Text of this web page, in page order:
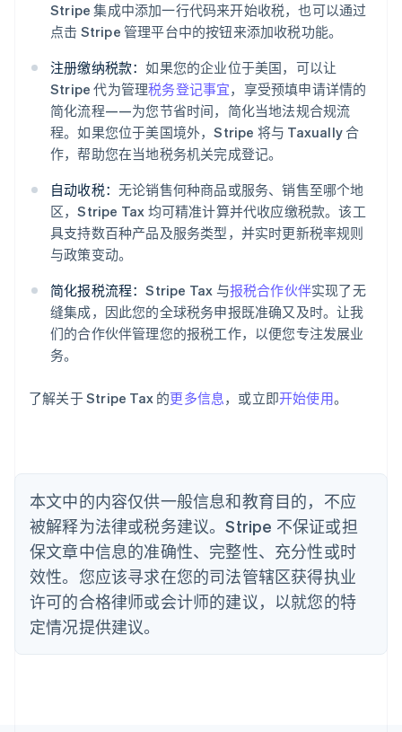
Stripe 集成中添加一行代码来开始收税，也可以通过
点击 Stripe 管理平台中的按钮来添加收税功能。
注册缴纳税款：如果您的企业位于美国，可以让
Stripe 代为管理税务登记事宜，享受预填申请详情的
简化流程——为您节省时间，简化当地法规合规流
程。如果您位于美国境外，Stripe 将与 Taxually 合
作，帮助您在当地税务机关完成登记。
自动收税： 无论销售何种商品或服务、销售至哪个地
区，Stripe Tax 均可精准计算并代收应缴税款。该工
具支持数百种产品及服务类型，并实时更新税率规则
与政策变动。
简化报税流程：Stripe Tax 与报税合作伙伴实现了无
缝集成，因此您的全球税务申报既准确又及时。让我
们的合作伙伴管理您的报税工作，以便您专注发展业
务。
了解关于 Stripe Tax 的更多信息，或立即开始使用。
本文中的内容仅供一般信息和教育目的，不应
被解释为法律或税务建议。Stripe 不保证或担
保文章中信息的准确性、完整性、充分性或时
效性。您应该寻求在您的司法管辖区获得执业
许可的合格律师或会计师的建议，以就您的特
定情况提供建议。
阿联酋
English
爱尔兰
爱沙尼亚
English
奥地利
DeutschEnglish
澳大利亚
巴西
比利时
波兰
English
丹麦
English
德国
DeutschEnglish
法国
FrançaisEnglish
芬兰